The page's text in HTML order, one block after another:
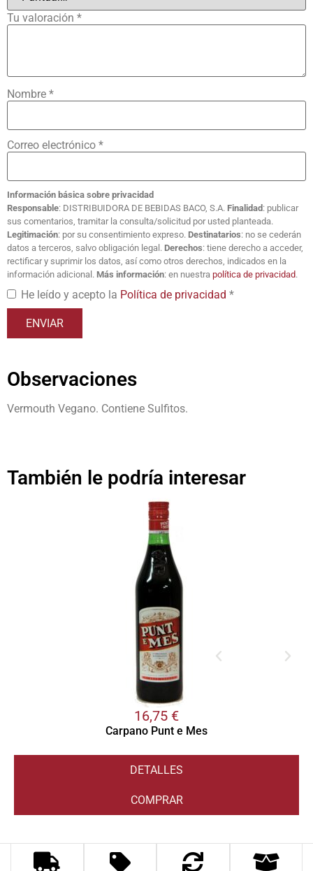
Tu valoración *
Nombre *
Correo electrónico *
Información básica sobre privacidad
Responsable: DISTRIBUIDORA DE BEBIDAS BACO, S.A. Finalidad: publicar
sus comentarios, tramitar la consulta/solicitud por usted planteada.
Legitimación: por su consentimiento expreso. Destinatarios: no se cederán
datos a terceros, salvo obligación legal. Derechos: tiene derecho a acceder,
rectificar y suprimir los datos, así como otros derechos, indicados en la
información adicional. Más información: en nuestra política de privacidad.
He leído y acepto la Política de privacidad *
Observaciones
Vermouth Vegano. Contiene Sulfitos.
También le podría interesar
16,75 €
Carpano Punt e Mes
DETALLES
COMPRAR